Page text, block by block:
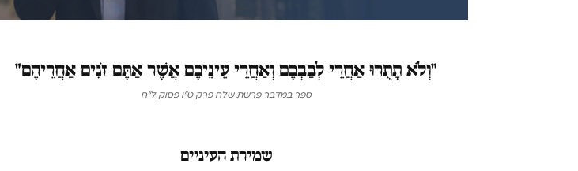
"וְלֹאתָתֻרוּ אַחֲרֵי לְבַבְכֶם וְאַחֲרֵי עֵינֵיכֶם אֲשֶׁר אַתֶּם זֹנִים אַחֲרֵיהֶם"
ספר במדבר פרשת שלח פרק ט"ו פסוק ל"ח
שמירת העיניים